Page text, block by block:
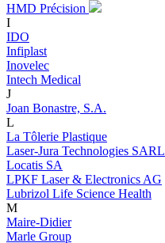
HMD Précision
I
IDO
Infiplast
Inovelec
Intech Medical
J
Joan Bonastre, S.A.
L
La Tôlerie Plastique
Laser-Jura Technologies SARL
Locatis SA
LPKF Laser & Electronics AG
Lubrizol Life Science Health
M
Maire-Didier
Marle Group